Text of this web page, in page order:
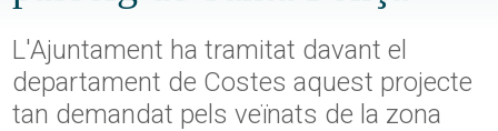
L'Ajuntament ha tramitat davant el
departament de Costes aquest projecte
tan demandat pels veïnats de la zona